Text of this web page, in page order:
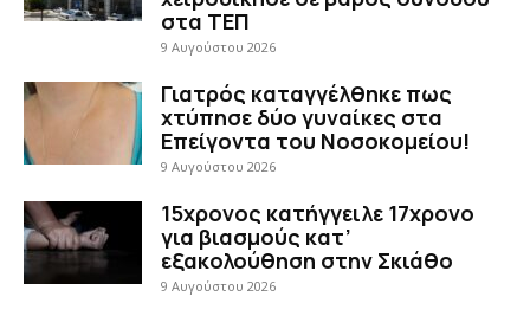
στα ΤΕΠ
9 Αυγούστου 2026
Γιατρός καταγγέλθηκε πως
χτύπησε δύο γυναίκες στα
Επείγοντα του Νοσοκομείου!
9 Αυγούστου 2026
15χρονος κατήγγειλε 17χρονο
για βιασμούς κατ’
εξακολούθηση στην Σκιάθο
9 Αυγούστου 2026